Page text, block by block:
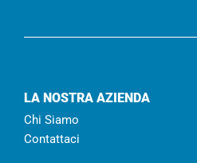
LA NOSTRA AZIENDA
Chi Siamo
Contattaci